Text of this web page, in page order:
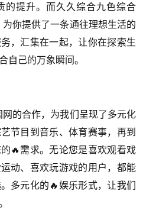
的提升。而久久综合九色综合
你提供了一条通往理想生活的
，汇集在一起，让你在探索生
自己的万象瞬间。
的合作，为我们呈现了多元化
节目到音乐、体育赛事，再到
🔥需求。无论您是喜欢观看戏
动、喜欢玩游戏的用户，都能
多元化的🔥娱乐形式，让我们